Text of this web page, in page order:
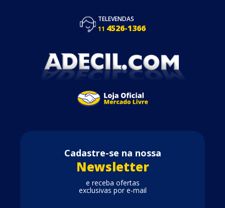
TELEVENDAS
11 4526-1366
Cadastre-se na nossa
Newsletter
e receba ofertas
exclusivas por e-mail